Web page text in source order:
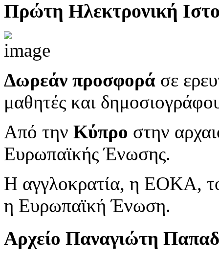
Πρώτη Ηλεκτρονική
Δωρεάν προσφορά σε
μαθητές και
Από την Κύπρο στην
Ευρωπαϊκής Ένωσης.
Η αγγλοκρατία, η ΕΟΚΑ,
η Ευρωπαϊκή Ένωση.
Αρχείο Παναγιώτη